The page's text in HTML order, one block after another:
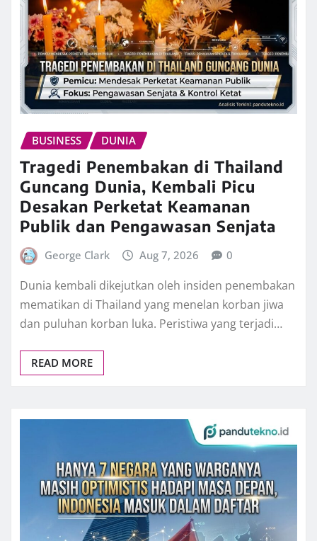
BUSINESS DUNIA
Tragedi Penembakan di Thailand
Guncang Dunia, Kembali Picu
Desakan Perketat Keamanan
Publik dan Pengawasan Senjata
George Clark Aug 7, 2026 0
Dunia kembali dikejutkan oleh insiden penembakan
mematikan di Thailand yang menelan korban jiwa
dan puluhan korban luka. Peristiwa yang terjadi…
READ MORE